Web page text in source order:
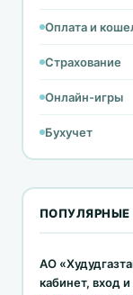
Оплата и
Страхование
Онлайн-игры
Бухучет
ПОПУЛЯРНЫЕ
АО
кабинет, вход